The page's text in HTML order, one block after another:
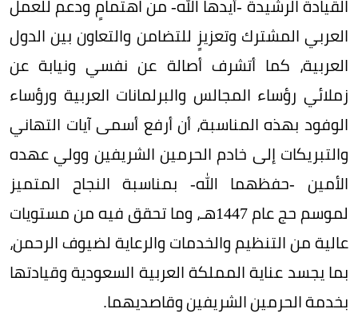
العربي المشترك وتعزيزٍ للتضامن والتعاون بين الدول
العربية، كما أتشرف أصالة عن نفسي ونيابة عن
زملائي رؤساء المجالس والبرلمانات العربية ورؤساء
الوفود بهذه المناسبة، أن أرفع أسمى آيات التهاني
والتبريكات إلى خادم الحرمين الشريفين وولي عهده
الأمين -حفظهما الله- بمناسبة النجاح المتميز
لموسم حج عام 1447هـ، وما تحقق فيه من مستويات
عالية من التنظيم والخدمات والرعاية لضيوف الرحمن،
بما يجسد عناية المملكة العربية السعودية وقيادتها
بخدمة الحرمين الشريفين وقاصديهما.